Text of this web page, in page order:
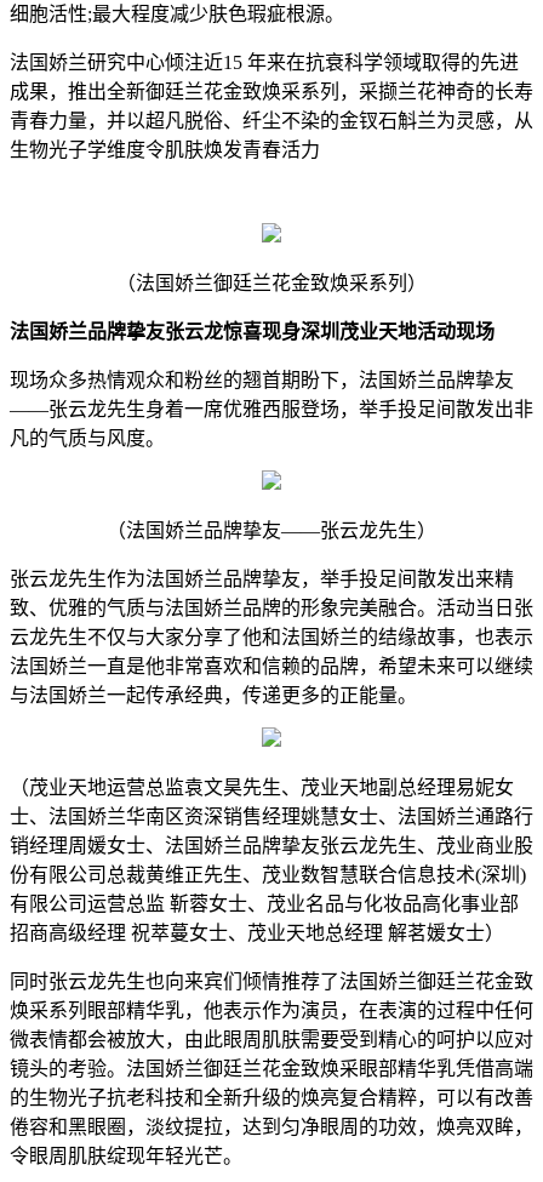
细胞活性;最大程度减少肤色瑕疵根源。
法国娇兰研究中心倾注近15 年来在抗衰科学领域取得的先进
成果，推出全新御廷兰花金致焕采系列，采撷兰花神奇的长寿
青春力量，并以超凡脱俗、纤尘不染的金钗石斛兰为灵感，从
生物光子学维度令肌肤焕发青春活力
（法国娇兰御廷兰花金致焕采系列）
法国娇兰品牌挚友张云龙惊喜现身深圳茂业天地活动现场
现场众多热情观众和粉丝的翘首期盼下，法国娇兰品牌挚友
——张云龙先生身着一席优雅西服登场，举手投足间散发出非
凡的气质与风度。
（法国娇兰品牌挚友——张云龙先生）
张云龙先生作为法国娇兰品牌挚友，举手投足间散发出来精
致、优雅的气质与法国娇兰品牌的形象完美融合。活动当日张
云龙先生不仅与大家分享了他和法国娇兰的结缘故事，也表示
法国娇兰一直是他非常喜欢和信赖的品牌，希望未来可以继续
与法国娇兰一起传承经典，传递更多的正能量。
（茂业天地运营总监袁文昊先生、茂业天地副总经理易妮女
士、法国娇兰华南区资深销售经理姚慧女士、法国娇兰通路行
销经理周媛女士、法国娇兰品牌挚友张云龙先生、茂业商业股
份有限公司总裁黄维正先生、茂业数智慧联合信息技术(深圳)
有限公司运营总监 靳蓉女士、茂业名品与化妆品高化事业部
招商高级经理 祝萃蔓女士、茂业天地总经理 解茗媛女士）
同时张云龙先生也向来宾们倾情推荐了法国娇兰御廷兰花金致
焕采系列眼部精华乳，他表示作为演员，在表演的过程中任何
微表情都会被放大，由此眼周肌肤需要受到精心的呵护以应对
镜头的考验。法国娇兰御廷兰花金致焕采眼部精华乳凭借高端
的生物光子抗老科技和全新升级的焕亮复合精粹，可以有改善
倦容和黑眼圈，淡纹提拉，达到匀净眼周的功效，焕亮双眸，
令眼周肌肤绽现年轻光芒。